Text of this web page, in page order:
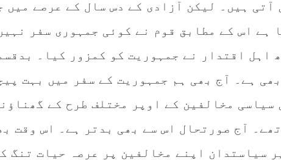
آتی ہیں۔ لیکن آزادی کے دس سال کے عرصے میں
ہے اس کے مطابق قوم نے کوئی جمہوری سفر
اہل اقتدار نے جمہوریت کو کمزور کیا۔
ہے۔ آج بھی ہم جمہوریت کے سفر میں بہت
سیاسی مخالفین کے اوپر مختلف طرح کے
آج صورتحال اس سے بھی بدتر ہے۔ اس وقت
سیاستدان اپنے مخالفین پر عرصہ حیات تنگ